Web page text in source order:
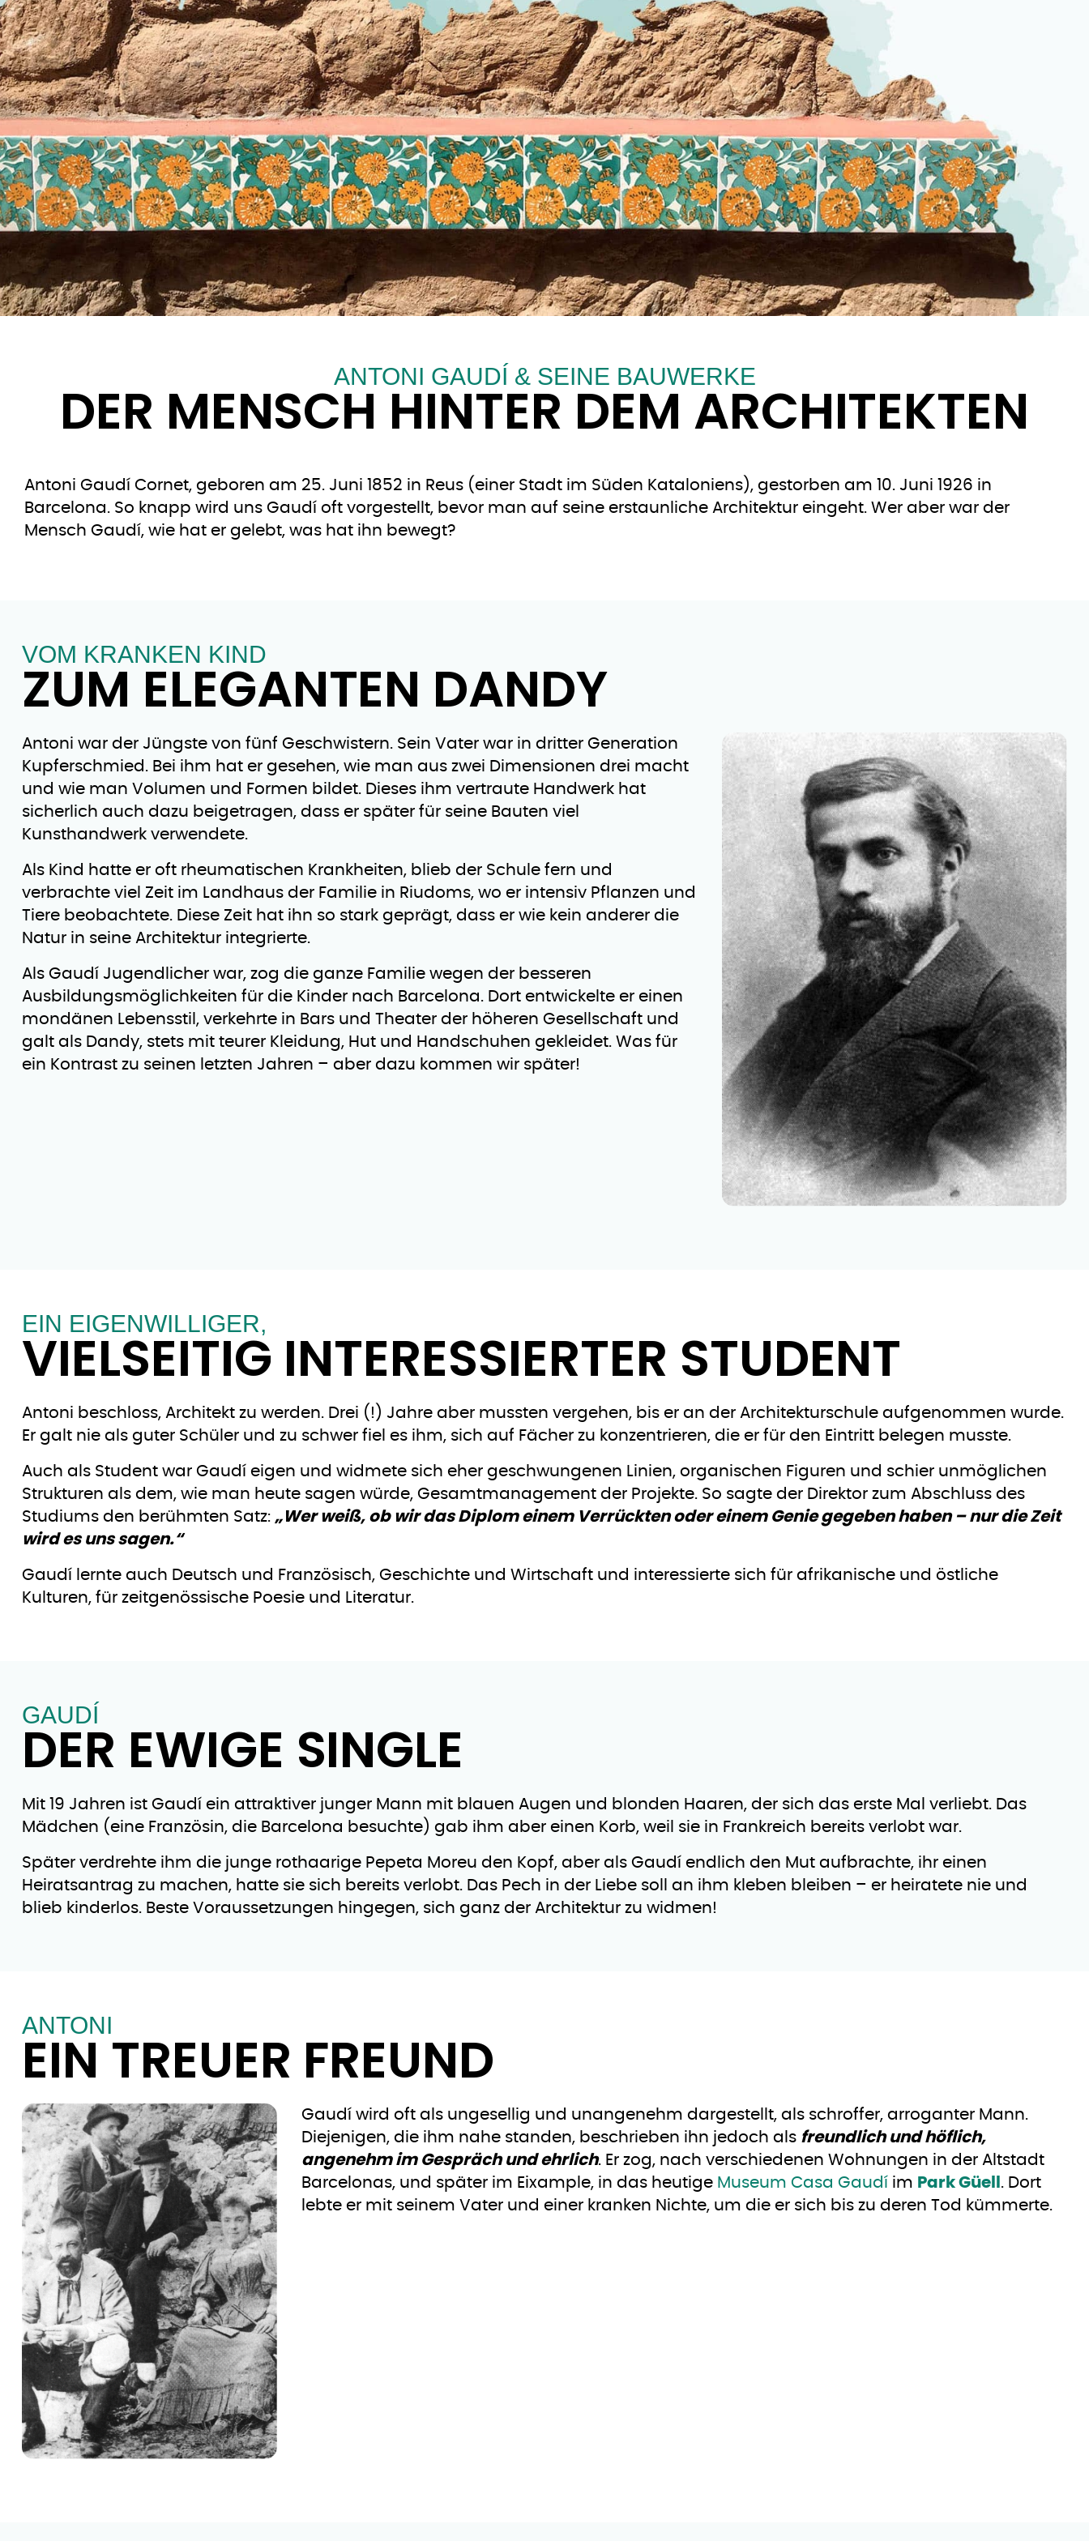
Antoni Gaudí Cornet, geboren am 25. Juni 1852 in Reus (einer Stadt im Süden Kataloniens), gestorben am 10. Juni 1926 in
Barcelona. So knapp wird uns Gaudí oft vorgestellt, bevor man auf seine erstaunliche Architektur eingeht. Wer aber war der
Mensch Gaudí, wie hat er gelebt, was hat ihn bewegt?
ANTONI GAUDÍ & SEINE BAUWERKE
DER MENSCH HINTER DEM ARCHITEKTEN
VOM KRANKEN KIND
ZUM ELEGANTEN DANDY
Antoni war der Jüngste von fünf Geschwistern. Sein Vater war in dritter Generation
Kupferschmied. Bei ihm hat er gesehen, wie man aus zwei Dimensionen drei macht
und wie man Volumen und Formen bildet. Dieses ihm vertraute Handwerk hat
sicherlich auch dazu beigetragen, dass er später für seine Bauten viel
Kunsthandwerk verwendete.
Als Kind hatte er oft rheumatischen Krankheiten, blieb der Schule fern und
verbrachte viel Zeit im Landhaus der Familie in Riudoms, wo er intensiv Pflanzen und
Tiere beobachtete. Diese Zeit hat ihn so stark geprägt, dass er wie kein anderer die
Natur in seine Architektur integrierte.
Als Gaudí Jugendlicher war, zog die ganze Familie wegen der besseren
Ausbildungsmöglichkeiten für die Kinder nach Barcelona. Dort entwickelte er einen
mondänen Lebensstil, verkehrte in Bars und Theater der höheren Gesellschaft und
galt als Dandy, stets mit teurer Kleidung, Hut und Handschuhen gekleidet. Was für
ein Kontrast zu seinen letzten Jahren – aber dazu kommen wir später!
EIN EIGENWILLIGER,
VIELSEITIG INTERESSIERTER STUDENT
Antoni beschloss, Architekt zu werden. Drei (!) Jahre aber mussten vergehen, bis er an der Architekturschule aufgenommen wurde.
Er galt nie als guter Schüler und zu schwer fiel es ihm, sich auf Fächer zu konzentrieren, die er für den Eintritt belegen musste.
Auch als Student war Gaudí eigen und widmete sich eher geschwungenen Linien, organischen Figuren und schier unmöglichen
Strukturen als dem, wie man heute sagen würde, Gesamtmanagement der Projekte. So sagte der Direktor zum Abschluss des
Studiums den berühmten Satz: „Wer weiß, ob wir das Diplom einem Verrückten oder einem Genie gegeben haben – nur die Zeit
wird es uns sagen.“
Gaudí lernte auch Deutsch und Französisch, Geschichte und Wirtschaft und interessierte sich für afrikanische und östliche
Kulturen, für zeitgenössische Poesie und Literatur.
GAUDÍ
DER EWIGE SINGLE
Mit 19 Jahren ist Gaudí ein attraktiver junger Mann mit blauen Augen und blonden Haaren, der sich das erste Mal verliebt. Das
Mädchen (eine Französin, die Barcelona besuchte) gab ihm aber einen Korb, weil sie in Frankreich bereits verlobt war.
Später verdrehte ihm die junge rothaarige Pepeta Moreu den Kopf, aber als Gaudí endlich den Mut aufbrachte, ihr einen
Heiratsantrag zu machen, hatte sie sich bereits verlobt. Das Pech in der Liebe soll an ihm kleben bleiben – er heiratete nie und
blieb kinderlos. Beste Voraussetzungen hingegen, sich ganz der Architektur zu widmen!
ANTONI
EIN TREUER FREUND
Gaudí wird oft als ungesellig und unangenehm dargestellt, als schroffer, arroganter Mann.
Diejenigen, die ihm nahe standen, beschrieben ihn jedoch als freundlich und höflich,
angenehm im Gespräch und ehrlich. Er zog, nach verschiedenen Wohnungen in der Altstadt
Barcelonas, und später im Eixample, in das heutige Museum Casa Gaudí im Park Güell . Dort
lebte er mit seinem Vater und einer kranken Nichte, um die er sich bis zu deren Tod kümmerte.